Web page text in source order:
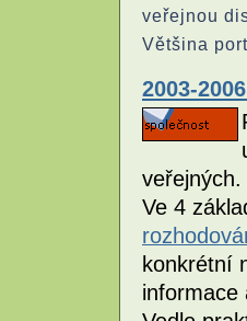
veřejnou
Většina
2003-
Ve 4
konkrétní